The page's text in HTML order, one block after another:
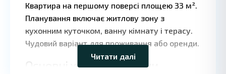
Квартира на першому поверсі площею 33 м².
Планування включає житлову зону з
кухонним куточком, ванну кімнату і терасу.
Чудовий варіант для проживання або оренди.
Основні характеристики
Читати далі
contributors